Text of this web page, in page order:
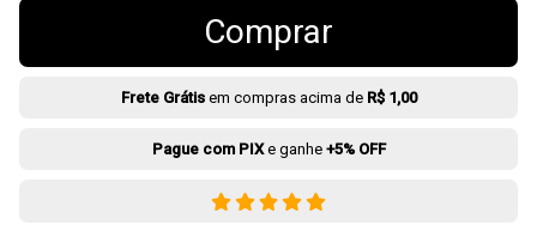
Comprar
Frete Grátisem compras acima de R$ 1,00
Pague com PIXe ganhe +5% OFF